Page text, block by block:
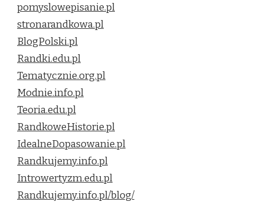
pomyslowepisanie.pl
stronarandkowa.pl
BlogPolski.pl
Randki.edu.pl
Tematycznie.org.pl
Modnie.info.pl
Teoria.edu.pl
RandkoweHistorie.pl
IdealneDopasowanie.pl
Randkujemy.info.pl
Introwertyzm.edu.pl
Randkujemy.info.pl/blog/